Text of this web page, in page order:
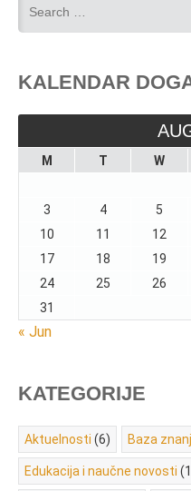
KALENDAR
M T W
3
4 5
10
11 12
17
18 19
24
25 26
31
« Jun
KATEGORIJE
Aktuelnosti (6) Baza
Edukacija i naučne novosti